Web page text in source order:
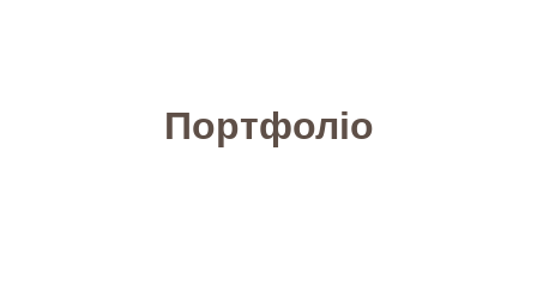
Портфоліо